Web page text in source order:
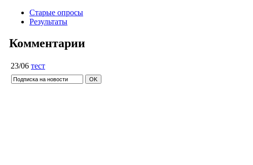
Старые опросы
Результаты
Комментарии
23/06 тест